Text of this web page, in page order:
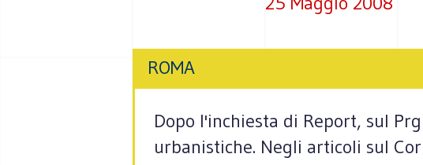
ROMA
Dopo l'inchiesta di Report, sul
urbanistiche. Negli articoli sul